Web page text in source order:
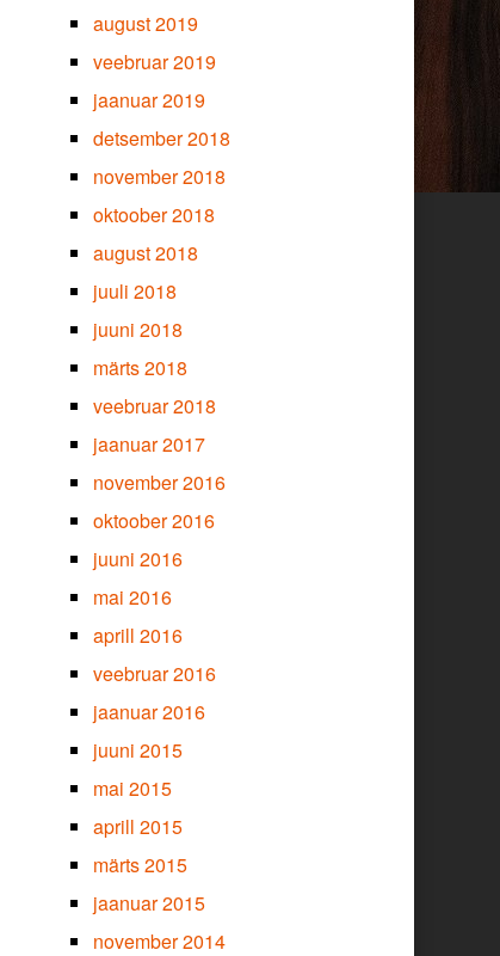
august 2019
veebruar 2019
jaanuar 2019
detsember 2018
november 2018
oktoober 2018
august 2018
juuli 2018
juuni 2018
märts 2018
veebruar 2018
jaanuar 2017
november 2016
oktoober 2016
juuni 2016
mai 2016
aprill 2016
veebruar 2016
jaanuar 2016
juuni 2015
mai 2015
aprill 2015
märts 2015
jaanuar 2015
november 2014